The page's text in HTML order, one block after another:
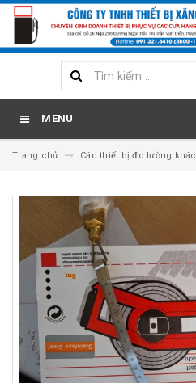
MENU
Trang chủ Các thiết bị đo lường khác